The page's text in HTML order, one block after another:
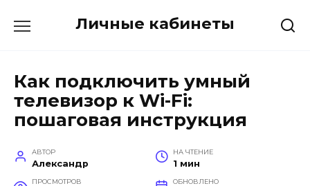
Личные кабинеты
Как подключить умный
телевизор к Wi-Fi:
пошаговая инструкция
АВТОР
Александр
НА ЧТЕНИЕ
1 мин
ПРОСМОТРОВ ОБНОВЛЕНО